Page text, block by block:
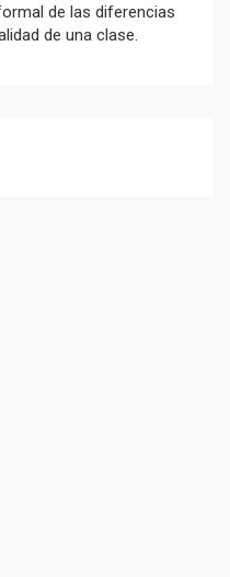
de las diferencias
de una clase.